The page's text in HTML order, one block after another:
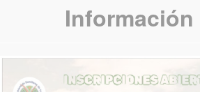
Información